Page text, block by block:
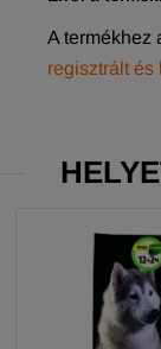
A termékhez
regisztrált és